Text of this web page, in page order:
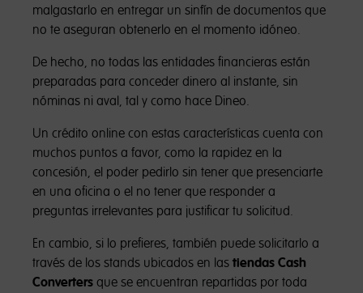
malgastarlo en entregar un sinfín de documentos que
no te aseguran obtenerlo en el momento idóneo.
De hecho, no todas las entidades financieras están
preparadas para conceder dinero al instante, sin
nóminas ni aval, tal y como hace Dineo.
Un crédito online con estas características cuenta con
muchos puntos a favor, como la rapidez en la
concesión, el poder pedirlo sin tener que presenciarte
en una oficina o el no tener que responder a
preguntas irrelevantes para justificar tu solicitud.
En cambio, si lo prefieres, también puede solicitarlo a
través de los stands ubicados en las tiendas Cash
Converters que se encuentran repartidas por toda